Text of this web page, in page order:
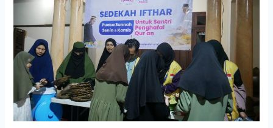
PEDULI
BERBAGI
IFTHAR
BUKA
PUASA
SUNAH
BERSAMA
SANTRI
BAITU